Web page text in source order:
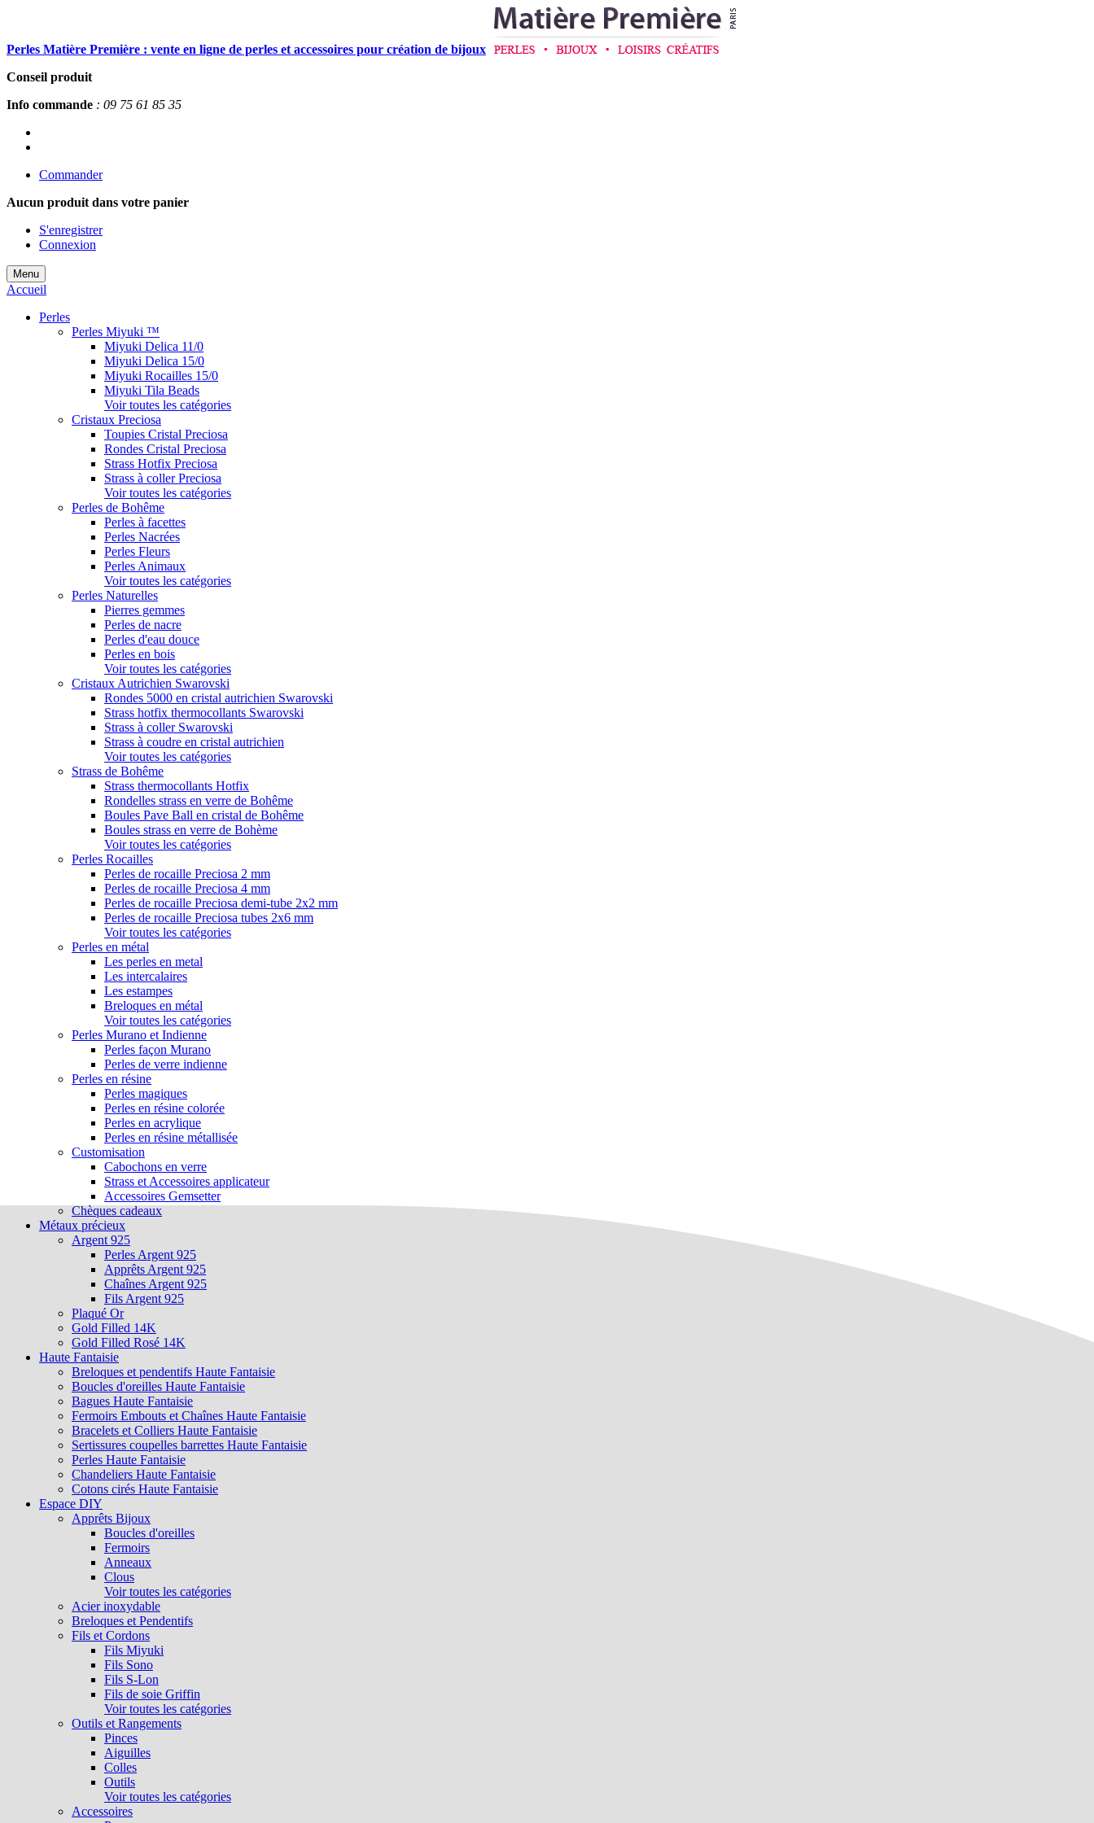
Perles Matière Première : vente en ligne de perles et accessoires pour création de bijoux
Conseil produit
Info commande : 09 75 61 85 35
Commander
Aucun produit dans votre panier
S'enregistrer
Connexion
Menu
Accueil
Perles
Perles Miyuki ™
Miyuki Delica 11/0
Miyuki Delica 15/0
Miyuki Rocailles 15/0
Miyuki Tila Beads
Voir toutes les catégories
Cristaux Preciosa
Toupies Cristal Preciosa
Rondes Cristal Preciosa
Strass Hotfix Preciosa
Strass à coller Preciosa
Voir toutes les catégories
Perles de Bohême
Perles à facettes
Perles Nacrées
Perles Fleurs
Perles Animaux
Voir toutes les catégories
Perles Naturelles
Pierres gemmes
Perles de nacre
Perles d'eau douce
Perles en bois
Voir toutes les catégories
Cristaux Autrichien Swarovski
Rondes 5000 en cristal autrichien Swarovski
Strass hotfix thermocollants Swarovski
Strass à coller Swarovski
Strass à coudre en cristal autrichien
Voir toutes les catégories
Strass de Bohême
Strass thermocollants Hotfix
Rondelles strass en verre de Bohême
Boules Pave Ball en cristal de Bohême
Boules strass en verre de Bohème
Voir toutes les catégories
Perles Rocailles
Perles de rocaille Preciosa 2 mm
Perles de rocaille Preciosa 4 mm
Perles de rocaille Preciosa demi-tube 2x2 mm
Perles de rocaille Preciosa tubes 2x6 mm
Voir toutes les catégories
Perles en métal
Les perles en metal
Les intercalaires
Les estampes
Breloques en métal
Voir toutes les catégories
Perles Murano et Indienne
Perles façon Murano
Perles de verre indienne
Perles en résine
Perles magiques
Perles en résine colorée
Perles en acrylique
Perles en résine métallisée
Customisation
Cabochons en verre
Strass et Accessoires applicateur
Accessoires Gemsetter
Chèques cadeaux
Métaux précieux
Argent 925
Perles Argent 925
Apprêts Argent 925
Chaînes Argent 925
Fils Argent 925
Plaqué Or
Gold Filled 14K
Gold Filled Rosé 14K
Haute Fantaisie
Breloques et pendentifs Haute Fantaisie
Boucles d'oreilles Haute Fantaisie
Bagues Haute Fantaisie
Fermoirs Embouts et Chaînes Haute Fantaisie
Bracelets et Colliers Haute Fantaisie
Sertissures coupelles barrettes Haute Fantaisie
Perles Haute Fantaisie
Chandeliers Haute Fantaisie
Cotons cirés Haute Fantaisie
Espace DIY
Apprêts Bijoux
Boucles d'oreilles
Fermoirs
Anneaux
Clous
Voir toutes les catégories
Acier inoxydable
Breloques et Pendentifs
Fils et Cordons
Fils Miyuki
Fils Sono
Fils S-Lon
Fils de soie Griffin
Voir toutes les catégories
Outils et Rangements
Pinces
Aiguilles
Colles
Outils
Voir toutes les catégories
Accessoires